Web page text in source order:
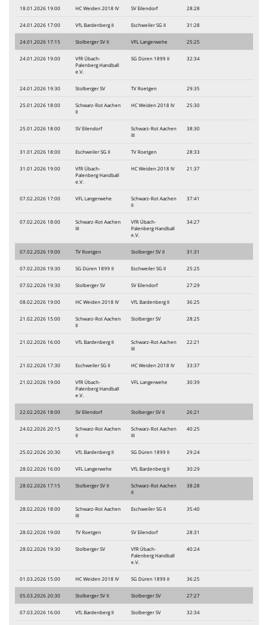
18.01.2026 19:00 HC Weiden 2018 IV SV Eilendorf 28:28
24.01.2026 17:00 VfL Bardenberg II Eschweiler SG II 31:28
24.01.2026 17:15 Stolberger SV II VFL Langerwehe 25:25
24.01.2026 19:00
VfR Übach-
Palenberg Handball
e.V.
SG Düren 1899 II 32:34
24.01.2026 19:30 Stolberger SV TV Roetgen 29:35
25.01.2026 18:00
Schwarz-Rot Aachen
II
HC Weiden 2018 IV 25:30
25.01.2026 18:00 SV Eilendorf
Schwarz-Rot Aachen
III
38:30
31.01.2026 18:00 Eschweiler SG II TV Roetgen 28:33
31.01.2026 19:00
VfR Übach-
Palenberg Handball
e.V.
HC Weiden 2018 IV 21:37
07.02.2026 17:00 VFL Langerwehe
Schwarz-Rot Aachen
II
37:41
07.02.2026 18:00
Schwarz-Rot Aachen
III
VfR Übach-
Palenberg Handball
e.V.
34:27
07.02.2026 19:00 TV Roetgen Stolberger SV II 31:31
07.02.2026 19:30 SG Düren 1899 II Eschweiler SG II 25:25
07.02.2026 19:30 Stolberger SV SV Eilendorf 27:29
08.02.2026 19:00 HC Weiden 2018 IV VfL Bardenberg II 36:25
21.02.2026 15:00
Schwarz-Rot Aachen
II
Stolberger SV 28:25
21.02.2026 16:00 VfL Bardenberg II
Schwarz-Rot Aachen
III
22:21
21.02.2026 17:30 Eschweiler SG II HC Weiden 2018 IV 33:37
21.02.2026 19:00
VfR Übach-
Palenberg Handball
e.V.
VFL Langerwehe 30:39
22.02.2026 18:00 SV Eilendorf Stolberger SV II 26:21
24.02.2026 20:15
Schwarz-Rot Aachen
II
Schwarz-Rot Aachen
III
40:25
25.02.2026 20:30 VfL Bardenberg II SG Düren 1899 II 29:24
28.02.2026 16:00 VFL Langerwehe VfL Bardenberg II 30:29
28.02.2026 17:15 Stolberger SV II
Schwarz-Rot Aachen
II
38:28
28.02.2026 18:00
Schwarz-Rot Aachen
III
Eschweiler SG II 35:40
28.02.2026 19:00 TV Roetgen SV Eilendorf 28:31
28.02.2026 19:30 Stolberger SV
VfR Übach-
Palenberg Handball
e.V.
40:24
01.03.2026 15:00 HC Weiden 2018 IV SG Düren 1899 II 36:25
05.03.2026 20:30 Stolberger SV II Stolberger SV 27:27
07.03.2026 16:00 VfL Bardenberg II Stolberger SV 32:34